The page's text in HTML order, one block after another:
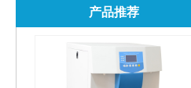
产品推荐